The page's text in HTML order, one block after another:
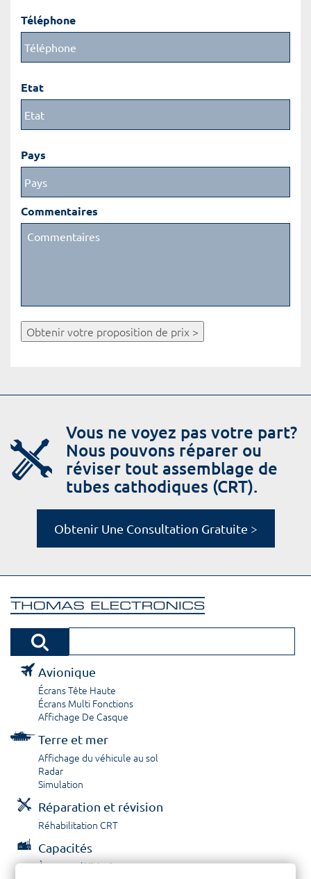
Téléphone
Etat
Pays
Commentaires
Obtenir votre proposition de prix >
Vous ne voyez pas votre part?
Nous pouvons réparer ou
réviser tout assemblage de
tubes cathodiques (CRT).
Obtenir Une Consultation Gratuite >
Avionique
Écrans Tête Haute
Écrans Multi Fonctions
Affichage De Casque
Terre et mer
Affichage du véhicule au sol
Radar
Simulation
Réparation et révision
Réhabilitation CRT
Capacités
À propos / Historique